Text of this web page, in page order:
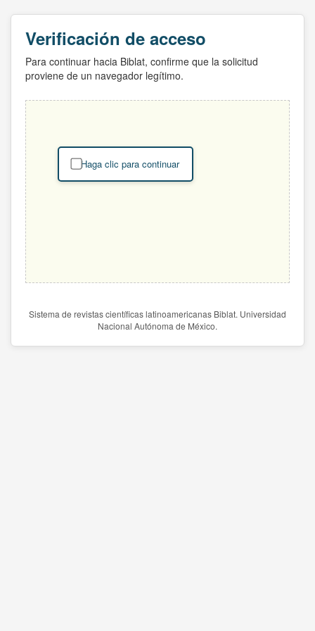
Verificación de acceso
Para continuar hacia Biblat, confirme que la solicitud
proviene de un navegador legítimo.
Haga clic para continuar
Sistema de revistas científicas latinoamericanas Biblat. Universidad
Nacional Autónoma de México.